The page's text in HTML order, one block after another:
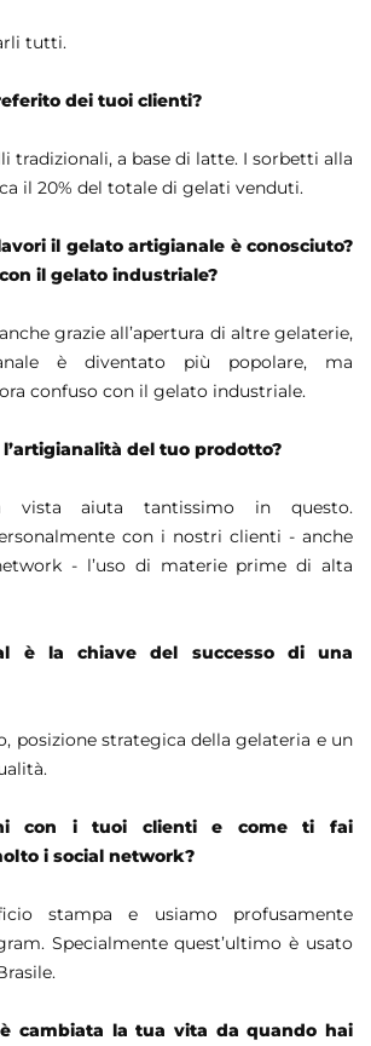
tutti.
dei tuoi clienti?
tradizionali, a base di latte. I sorbetti alla
il 20% del totale di gelati venduti.
il gelato artigianale è conosciuto?
il gelato industriale?
grazie all’apertura di altre gelaterie,
è diventato più popolare, ma
confuso con il gelato industriale.
del tuo prodotto?
vista aiuta tantissimo in questo.
con i nostri clienti - anche
- l’uso di materie prime di alta
è la chiave del successo di una
posizione strategica della gelateria e un
con i tuoi clienti e come ti fai
i social network?
stampa e usiamo profusamente
Specialmente quest’ultimo è usato
cambiata la tua vita da quando hai